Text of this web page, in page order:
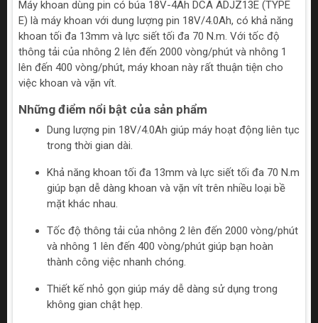
Máy khoan dùng pin có búa 18V-4Ah DCA ADJZ13E (TYPE
E) là máy khoan với dung lượng pin 18V/4.0Ah, có khả năng
khoan tối đa 13mm và lực siết tối đa 70 N.m. Với tốc độ
thông tải của nhông 2 lên đến 2000 vòng/phút và nhông 1
lên đến 400 vòng/phút, máy khoan này rất thuận tiện cho
việc khoan và vặn vít.
Những điểm nổi bật của sản phẩm
Dung lượng pin 18V/4.0Ah giúp máy hoạt động liên tục
trong thời gian dài.
Khả năng khoan tối đa 13mm và lực siết tối đa 70 N.m
giúp bạn dễ dàng khoan và vặn vít trên nhiều loại bề
mặt khác nhau.
Tốc độ thông tải của nhông 2 lên đến 2000 vòng/phút
và nhông 1 lên đến 400 vòng/phút giúp bạn hoàn
thành công việc nhanh chóng.
Thiết kế nhỏ gọn giúp máy dễ dàng sử dụng trong
không gian chật hẹp.